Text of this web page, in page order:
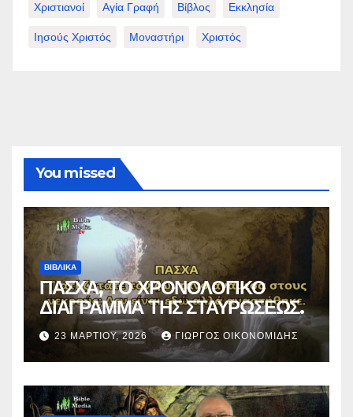
Χριστιανοί Αγία Γραφή Βίβλος Εκκλησία
Ιησούς Χριστός Μοναστήρι Χριστός
You missed
ΒΙΒΛΙΚΑ
ΠΑΣΧΑ, ΤΟ ΧΡΟΝΟΛΟΓΙΚΟ
ΔΙΑΓΡΑΜΜΑ ΤΗΣ ΣΤΑΥΡΩΣΕΩΣ.
23 ΜΑΡΤΊΟΥ, 2026 ΓΙΏΡΓΟΣ ΟΙΚΟΝΟΜΊΔΗΣ